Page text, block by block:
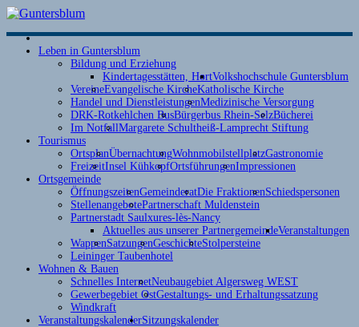
Leben in Guntersblum
Bildung und Erziehung
Kindertagesstätten, HortVolkshochschule Guntersblum
VereineEvangelische KircheKatholische Kirche
Handel und DienstleistungenMedizinische Versorgung
DRK-Rotkehlchen BusBürgerbus Rhein-SelzBücherei
Im NotfallMargarete Schultheiß-Lamprecht Stiftung
Tourismus
OrtsplanÜbernachtungWohnmobilstellplatzGastronomie
FreizeitInsel KühkopfOrtsführungenImpressionen
Ortsgemeinde
ÖffnungszeitenGemeinderatDie FraktionenSchiedspersonen
StellenangebotePartnerschaft Muldenstein
Partnerstadt Saulxures-lès-Nancy
Aktuelles aus unserer PartnergemeindeVeranstaltungen
WappenSatzungenGeschichteStolpersteine
Leininger Taubenhotel
Wohnen & Bauen
Schnelles InternetNeubaugebiet Algersweg WEST
Gewerbegebiet OstGestaltungs- und Erhaltungssatzung
Windkraft
VeranstaltungskalenderSitzungskalender